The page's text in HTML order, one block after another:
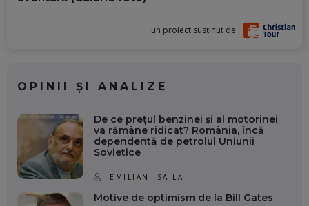
un proiect susținut de
OPINII ȘI ANALIZE
De ce prețul benzinei și al motorinei
va rămâne ridicat? România, încă
dependentă de petrolul Uniunii
Sovietice
EMILIAN ISAILĂ
Motive de optimism de la Bill Gates